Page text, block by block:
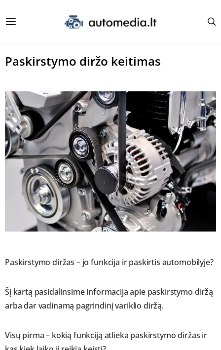
Paskirstymo diržo keitimas
Paskirstymo diržas – jo funkcija ir paskirtis automobilyje?
Šį kartą pasidalinsime informacija apie paskirstymo diržą
arba dar vadinamą pagrindinį variklio diržą.
Visų pirma – kokią funkciją atlieka paskirstymo diržas ir